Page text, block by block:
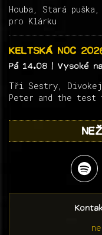
Houba, Stará
pro Klárku
KELTSKÁ NOC
Pá 14.08 | Vysoké
Tři Sestry,
Peter and the test